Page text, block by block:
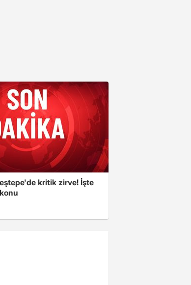
kritik zirve! İşte